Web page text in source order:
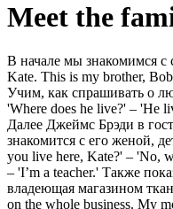
Meet the
В начале мы знакомимся с
Kate. This is my brother,
Учим, как спрашивать о
'Where does he live?' – 'He
Далее Джеймс Брэди в
знакомится с его женой,
you live here, Kate?' – 'No,
– 'I’m a teacher.' Также
владеющая магазином
on the whole business. My